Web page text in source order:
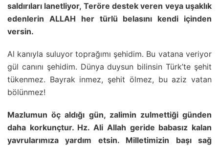
saldırıları lanetliyor, Teröre destek veren veya uşaklık
edenlerin ALLAH her türlü belasını kendi içinden
versin.
Al kanıyla suluyor toprağımı şehidim. Bu vatana veriyor
gül canını şehidim. Dünya duysun bilinsin Türk’te şehit
tükenmez. Bayrak inmez, şehit ölmez, bu aziz vatan
bölünmez!
Mazlumun öç aldığı gün, zalimin zulmettiği günden
daha korkunçtur. Hz. Ali Allah geride babasız kalan
yavrularımıza yardım etsin. Milletimizin başı sağ